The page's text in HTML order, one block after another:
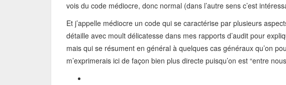
vois du code médiocre, donc normal (dans l’autre sens c’est
Et j’appelle médiocre un code qui se caractérise par plusieurs
détaille avec moult délicatesse dans mes rapports d’audit pour
mais qui se résument en général à quelques cas généraux qu’on
m’exprimerais ici de façon bien plus directe puisqu’on est “entre